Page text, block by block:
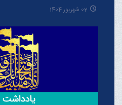
02 شهریور 1404